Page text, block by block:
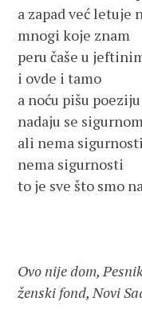
a zapad već letuje
mnogi koje znam
peru čaše u
i ovde i tamo
a noću pišu poeziju
nadaju se
ali nema sigurnosti
nema sigurnosti
to je sve što smo
Ovo nije dom,
ženski fond, Novi